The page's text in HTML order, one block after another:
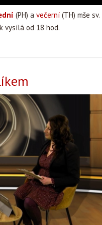
(PH) a večerní (TH) mše sv.
vysílá od 18 hod.